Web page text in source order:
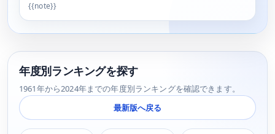
{{note}}
年度別ランキングを探す
1961年から2024年までの年度別ランキングを確認できます。
最新版へ戻る